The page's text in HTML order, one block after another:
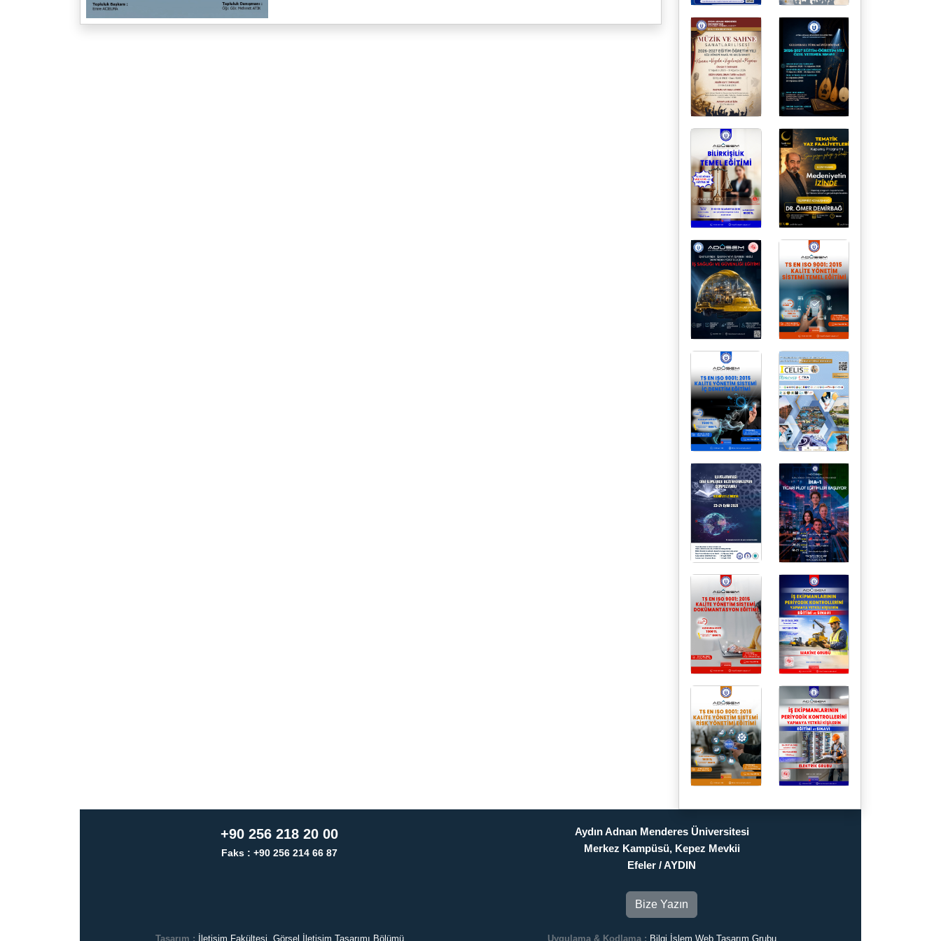
+90 256 218 20 00
Faks : +90 256 214 66 87
Aydın Adnan Menderes Üniversitesi
Merkez Kampüsü, Kepez Mevkii
Efeler / AYDIN
Bize Yazın
Tasarım : İletişim Fakültesi, Görsel İletişim Tasarımı Bölümü Uygulama & Kodlama : Bilgi İşlem Web Tasarım Grubu